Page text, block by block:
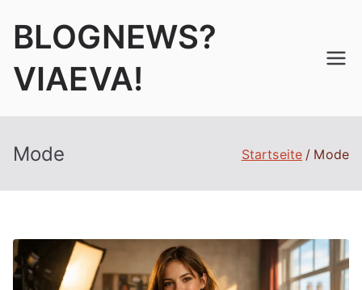
InhaltBLOGNEWS?
VIAEVA!
Mode Startseite Mode